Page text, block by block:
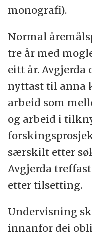
monografi).
Normal
tre år med
eitt år. Avgjerda
nyttast til anna
arbeid som
og arbeid i
særskilt etter
Avgjerda
etter tilsetting.
Undervisning
innanfor dei